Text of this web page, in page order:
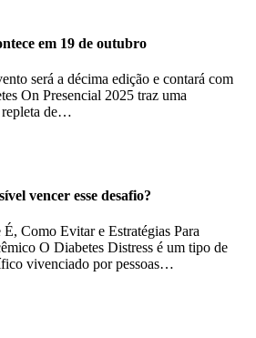
em 19 de outubro
será a décima edição e contará com
On Presencial 2025 traz uma
repleta de…
vencer esse desafio?
Como Evitar e Estratégias Para
O Diabetes Distress é um tipo de
vivenciado por pessoas…